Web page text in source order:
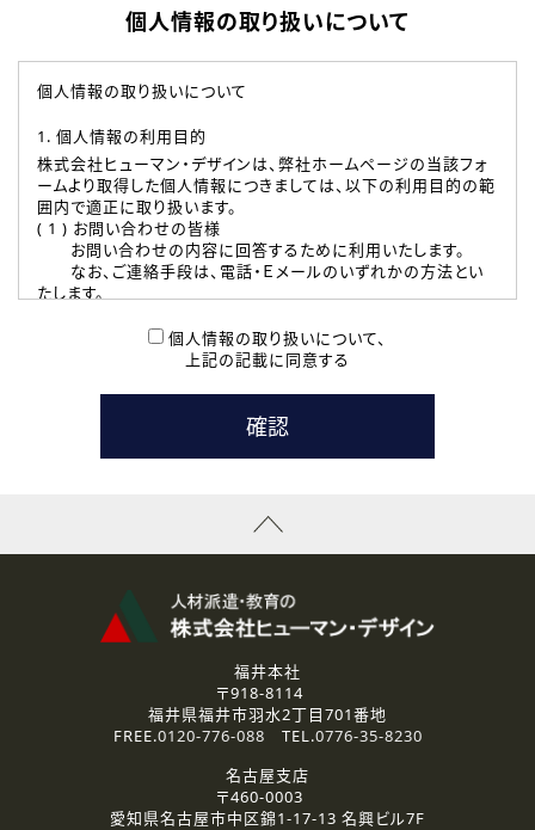
個人情報の取り扱いについて
個人情報の取り扱いについて
1. 個人情報の利用目的
株式会社ヒューマン・デザインは、弊社ホームページの当該フォ
ームより取得した個人情報につきましては、以下の利用目的の範
囲内で適正に取り扱います。
( 1 ) お問い合わせの皆様
お問い合わせの内容に回答するために利用いたします。
なお、ご連絡手段は、電話・Ｅメールのいずれかの方法とい
たします。
本登録に関するご連絡および本登録時の参考情報として利
たします。
( 3 ) スタッフ派遣を検討されている企業の皆様
お問い合わせの内容に回答するために利用いたします。
なお、ご連絡手段は、電話・Ｅメールのいずれかの方法とい
資料送付、受講相談に関するご連絡のために利用いたしま
その他、お問い合わせの内容に回答するために利用いたし
なお、ご連絡手段は、電話・Ｅメールのいずれかの方法とい
2.個人情報の第三者提供
ご提供いただいた個人情報は、法令等の規定に従う場合を除き、
3.個人情報の取り扱いの委託
弊社の定める個人情報保護の評価基準を満たした委託先に、個
個人情報の取り扱いについて、
上記の記載に同意する
福井本社
〒918-8114
福井県福井市羽水2丁目701番地
FREE.0120-776-088 TEL.0776-35-8230
名古屋支店
〒460-0003
愛知県名古屋市中区錦1-17-13 名興ビル7F